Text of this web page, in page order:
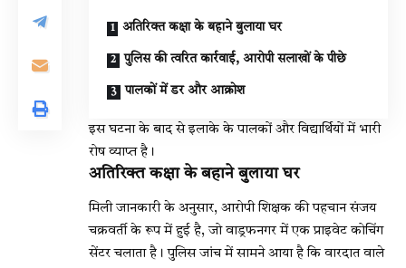
अतिरिक्त कक्षा के बहाने बुलाया घर
पुलिस की त्वरित कार्रवाई, आरोपी सलाखों के पीछे
पालकों में डर और आक्रोश
इस घटना के बाद से इलाके के पालकों और विद्यार्थियों में भारी
रोष व्याप्त है।
अतिरिक्त कक्षा के बहाने बुलाया घर
मिली जानकारी के अनुसार, आरोपी शिक्षक की पहचान संजय
चक्रवर्ती के रूप में हुई है, जो वाड्रफनगर में एक प्राइवेट कोचिंग
सेंटर चलाता है। पुलिस जांच में सामने आया है कि वारदात वाले